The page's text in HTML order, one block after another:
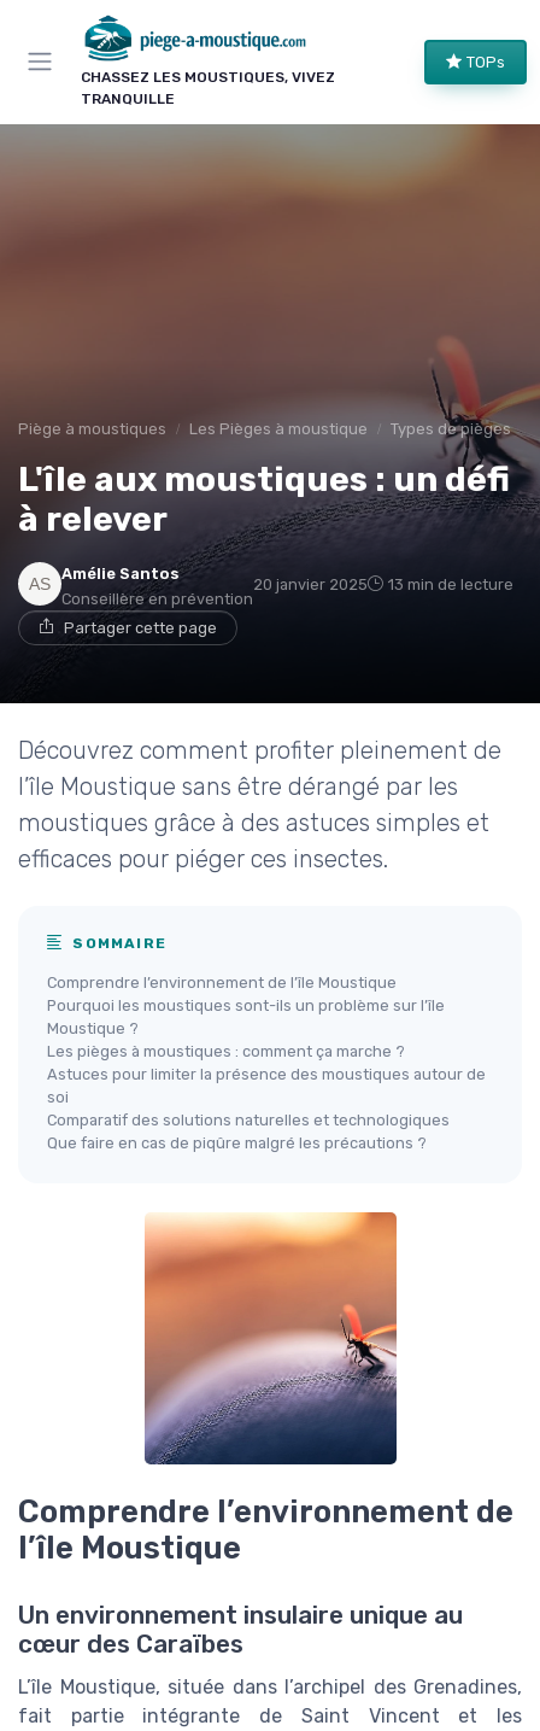
CHASSEZ LES MOUSTIQUES, VIVEZ
TRANQUILLE
TOPs
Piège à moustiques Les Pièges à moustique Types de pièges
L'île aux moustiques : un défi
à relever
Amélie Santos
Conseillère en prévention
20 janvier 2025 13 min de lecture
Partager cette page
Découvrez comment profiter pleinement de
l’île Moustique sans être dérangé par les
moustiques grâce à des astuces simples et
efficaces pour piéger ces insectes.
SOMMAIRE
Comprendre l’environnement de l’île Moustique
Pourquoi les moustiques sont-ils un problème sur l’île
Moustique ?
Les pièges à moustiques : comment ça marche ?
Astuces pour limiter la présence des moustiques autour de
soi
Comparatif des solutions naturelles et technologiques
Que faire en cas de piqûre malgré les précautions ?
Comprendre l’environnement de
l’île Moustique
Un environnement insulaire unique au
cœur des Caraïbes
L’île Moustique, située dans l’archipel des Grenadines,
fait partie intégrante de Saint Vincent et les
Panneau de gestion des cookies